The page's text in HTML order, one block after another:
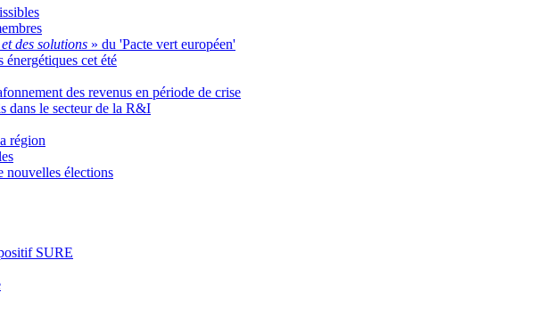
des solutions » du 'Pacte vert européen'
cet été
des revenus en période de crise
dans le secteur de la R&I
région
nouvelles élections
SURE